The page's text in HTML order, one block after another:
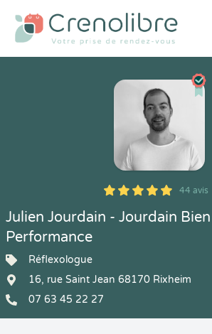
5
1
5
44 44 avis
Julien Jourdain - Jourdain
Performance
Réflexologue
16, rue Saint Jean 68170 Rixheim
07 63 45 22 27